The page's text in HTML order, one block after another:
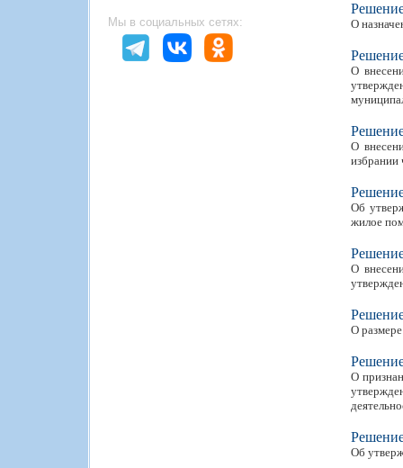
Мы в социальных сетях: О
О
О
избрании
Об
жилое
О
О
О
Об